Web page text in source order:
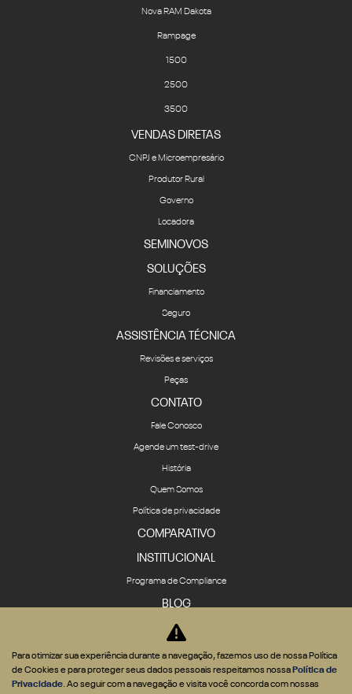
Nova RAM Dakota
Rampage
1500
2500
3500
VENDAS DIRETAS
CNPJ e Microempresário
Produtor Rural
Governo
Locadora
SEMINOVOS
SOLUÇÕES
Financiamento
Seguro
ASSISTÊNCIA TÉCNICA
Revisões e serviços
Peças
CONTATO
Fale Conosco
Agende um test-drive
História
Quem Somos
Política de privacidade
COMPARATIVO
INSTITUCIONAL
Programa de Compliance
BLOG
Desenvolvido pela DEALERSPACE ® Direitos Reservados.
Para otimizar sua experiência durante a navegação, fazemos uso de nossa Política
de Cookies e para proteger seus dados pessoais respeitamos nossa Política de
Privacidade. Ao seguir com a navegação e visita você concorda com nossas